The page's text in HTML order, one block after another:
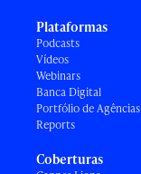
Plataformas
Podcasts
Vídeos
Webinars
Banca Digital
Portfólio de Agências
Reports
Coberturas